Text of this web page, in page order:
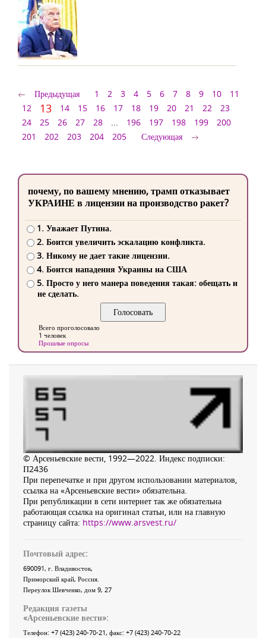
Предыдущая 1 2 3 4 5 6 7 8 9 10
11
12
13 14 15 16 17 18 19 20 21 22
23
24
25 26 27 28 ... 196 197 198 199
200
201
202 203 204 205 Следующая
почему, по вашему мнению, трамп отказывает
УКРАИНЕ в лицензии на производство ракет?
1. Уважает Путина.
2. Боится увеличить эскалацию конфликта.
3. Никому не дает такие лицензии.
4. Боится нападения Украины на США
5. Просто у него манера поведения такая: обещать и
не сделать.
Всего проголосовало
1 человек
Прошлые опросы
© Арсеньевские вести, 1992—2022. Индекс подписки:
П2436
При перепечатке и при другом использовании материалов,
ссылка на «Арсеньевские вести» обязательна.
При републикации в сети интернет так же обязательна
работающая ссылка на оригинал статьи, или на главную
страницу сайта: https://www.arsvest.ru/
Почтовый адрес:
690091, г. Владивосток,
Приморский край, Россия
Переулок Шевченко, дом 9, 27
Редакция газеты
«Арсеньевские вести»:
Телефон: +7 (423) 240-70-21, факс: +7 (423) 240-70-22